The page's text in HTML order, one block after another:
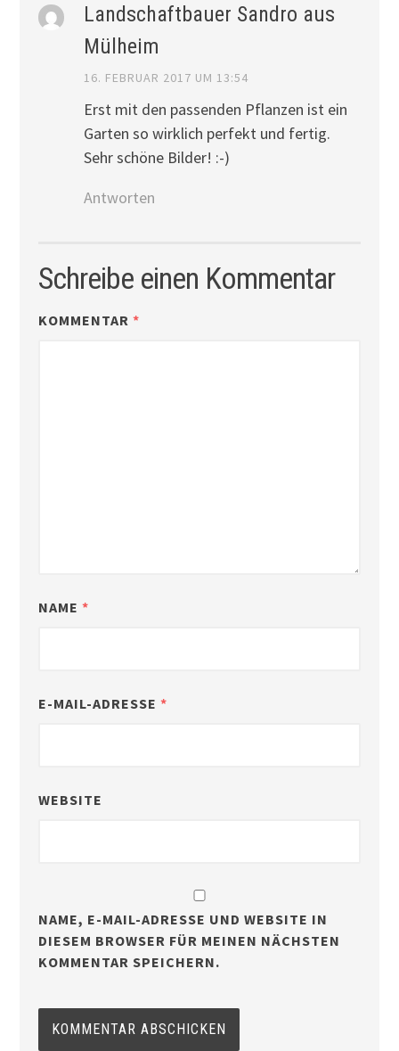
Landschaftbauer Sandro aus
Mülheim
16. FEBRUAR 2017 UM 13:54
Erst mit den passenden Pflanzen ist ein
Garten so wirklich perfekt und fertig.
Sehr schöne Bilder! :-)
Antworten
Schreibe einen Kommentar
KOMMENTAR *
NAME *
E-MAIL-ADRESSE *
WEBSITE
NAME, E-MAIL-ADRESSE UND WEBSITE IN
DIESEM BROWSER FÜR MEINEN NÄCHSTEN
KOMMENTAR SPEICHERN.